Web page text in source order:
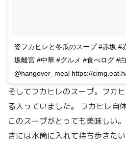
姿フカヒレと冬瓜のスープ #赤坂 #
坂離宮 #中華 #グルメ #食べログ #
@hangover_meal https://
そしてフカヒレのスープ。フカ
る入っていました。 フカヒレ自
このスープがとっても美味しい
きには水筒に入れて持ち歩きたい